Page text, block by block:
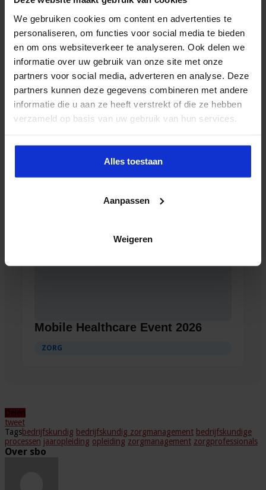
We gebruiken cookies om content en advertenties te
personaliseren, om functies voor social media te bieden
en om ons websiteverkeer te analyseren. Ook delen we
informatie over uw gebruik van onze site met onze
partners voor social media, adverteren en analyse. Deze
partners kunnen deze gegevens combineren met andere
informatie die u aan ze heeft verstrekt of die ze hebben
verzameld op basis van uw gebruik van hun services.
Alles toestaan
Aanpassen
Weigeren
Mobile Healthcare Event 2026
ZORG
Delen
tweet
Tagsbedrijfskundig bedrijfskundig zorgmanagement bedrijfskundige
processen jaaropleiding opleiding zorgmanagement zorgprofessionals
Over sbo